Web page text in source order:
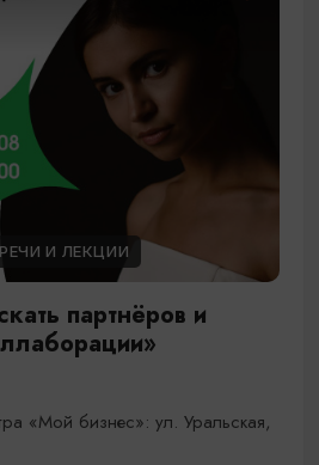
И ЛЕКЦИИ
партнёров и
«Мой бизнес»: ул. Уральская,